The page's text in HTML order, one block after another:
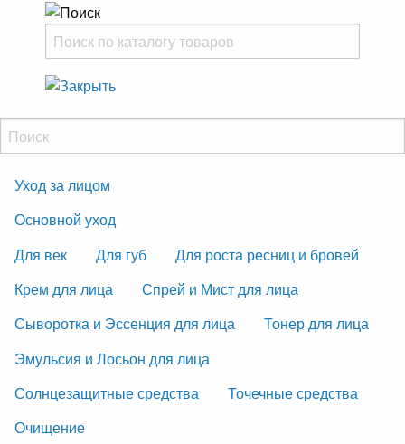
Уход за лицом
Основной уход
Для век
Для губ
Для роста ресниц и бровей
Крем для лица
Спрей и Мист для лица
Сыворотка и Эссенция для лица
Тонер для лица
Эмульсия и Лосьон для лица
Солнцезащитные средства
Точечные средства
Очищение